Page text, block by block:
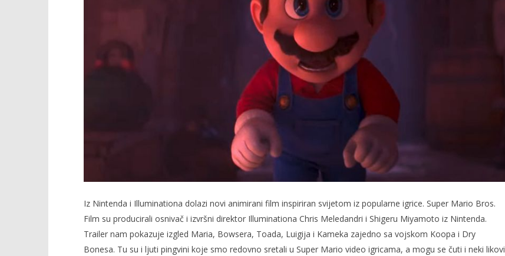
slatina.net
20.04.2023.
Iz Nintenda i Illuminationa dolazi novi animirani film inspiriran svijetom iz popularne igrice. Super Mario Bros.
Film su producirali osnivač i izvršni direktor Illuminationa Chris Meledandri i Shigeru Miyamoto iz Nintenda.
Trailer nam pokazuje izgled Maria, Bowsera, Toada, Luigija i Kameka zajedno sa vojskom Koopa i Dry
Bonesa. Tu su i ljuti pingvini koje smo redovno sretali u Super Mario video igricama, a mogu se čuti i neki likovi